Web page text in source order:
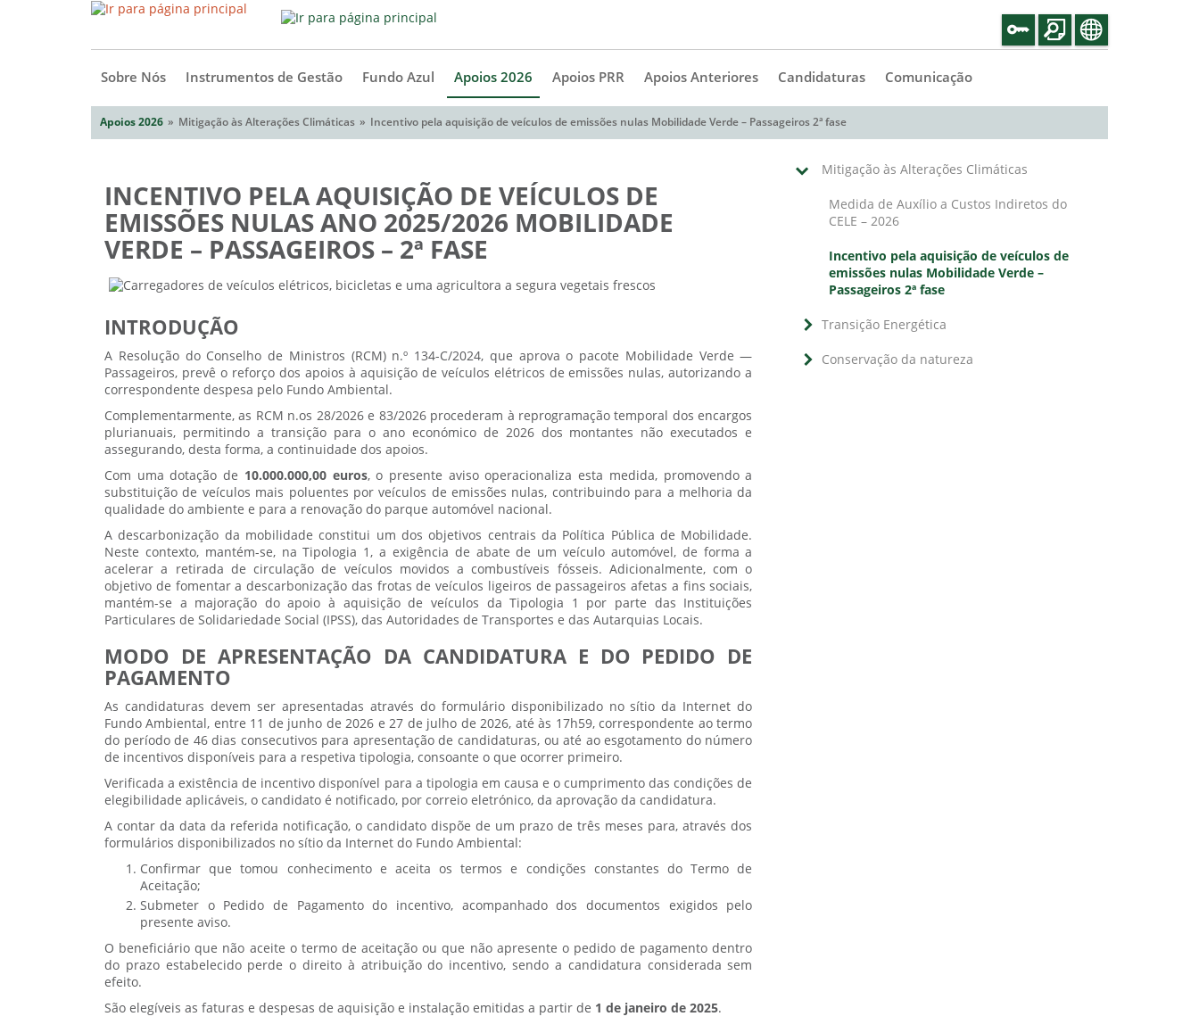
Sobre Nós Instrumentos de Gestão Fundo Azul Apoios 2026 Apoios PRR Apoios Anteriores Candidaturas Comunicação
Apoios 2026 Mitigação às Alterações Climáticas Incentivo pela aquisição de veículos de emissões nulas Mobilidade Verde – Passageiros 2ª fase
INCENTIVO PELA AQUISIÇÃO DE VEÍCULOS DE
EMISSÕES NULAS ANO 2025/2026 MOBILIDADE
VERDE – PASSAGEIROS – 2ª FASE
INTRODUÇÃO
A Resolução do Conselho de Ministros (RCM) n.º 134-C/2024, que aprova o pacote Mobilidade Verde —
Passageiros, prevê o reforço dos apoios à aquisição de veículos elétricos de emissões nulas, autorizando a
correspondente despesa pelo Fundo Ambiental.
Complementarmente, as RCM n.os 28/2026 e 83/2026 procederam à reprogramação temporal dos encargos
plurianuais, permitindo a transição para o ano económico de 2026 dos montantes não executados e
assegurando, desta forma, a continuidade dos apoios.
Com uma dotação de 10.000.000,00 euros, o presente aviso operacionaliza esta medida, promovendo a
substituição de veículos mais poluentes por veículos de emissões nulas, contribuindo para a melhoria da
qualidade do ambiente e para a renovação do parque automóvel nacional.
A descarbonização da mobilidade constitui um dos objetivos centrais da Política Pública de Mobilidade.
Neste contexto, mantém-se, na Tipologia 1, a exigência de abate de um veículo automóvel, de forma a
acelerar a retirada de circulação de veículos movidos a combustíveis fósseis. Adicionalmente, com o
objetivo de fomentar a descarbonização das frotas de veículos ligeiros de passageiros afetas a fins sociais,
mantém-se a majoração do apoio à aquisição de veículos da Tipologia 1 por parte das Instituições
Particulares de Solidariedade Social (IPSS), das Autoridades de Transportes e das Autarquias Locais.
MODO DE APRESENTAÇÃO DA CANDIDATURA E DO PEDIDO DE
PAGAMENTO
As candidaturas devem ser apresentadas através do formulário disponibilizado no sítio da Internet do
Fundo Ambiental, entre 11 de junho de 2026 e 27 de julho de 2026, até às 17h59, correspondente ao termo
do período de 46 dias consecutivos para apresentação de candidaturas, ou até ao esgotamento do número
de incentivos disponíveis para a respetiva tipologia, consoante o que ocorrer primeiro.
Verificada a existência de incentivo disponível para a tipologia em causa e o cumprimento das condições de
elegibilidade aplicáveis, o candidato é notificado, por correio eletrónico, da aprovação da candidatura.
A contar da data da referida notificação, o candidato dispõe de um prazo de três meses para, através dos
formulários disponibilizados no sítio da Internet do Fundo Ambiental:
Confirmar que tomou conhecimento e aceita os termos e condições constantes do Termo de
Aceitação;
Submeter o Pedido de Pagamento do incentivo, acompanhado dos documentos exigidos pelo
presente aviso.
O beneficiário que não aceite o termo de aceitação ou que não apresente o pedido de pagamento dentro
do prazo estabelecido perde o direito à atribuição do incentivo, sendo a candidatura considerada sem
efeito.
São elegíveis as faturas e despesas de aquisição e instalação emitidas a partir de 1 de janeiro de 2025.
Mitigação às Alterações Climáticas
Medida de Auxílio a Custos Indiretos do
CELE – 2026
Incentivo pela aquisição de veículos de
emissões nulas Mobilidade Verde –
Passageiros 2ª fase
Transição Energética
Conservação da natureza